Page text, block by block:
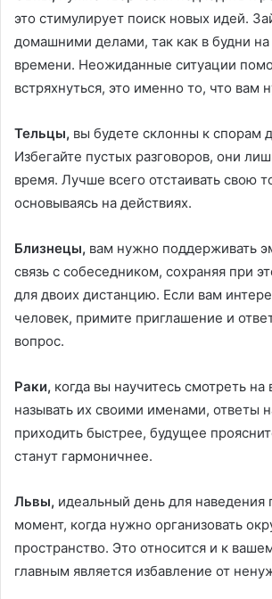
это стимулирует поиск новых идей.
домашними делами, так как в будни на
времени. Неожиданные ситуации
встряхнуться, это именно то, что вам
Тельцы, вы будете склонны к спорам
Избегайте пустых разговоров, они
время. Лучше всего отстаивать свою
основываясь на действиях.
Близнецы, вам нужно поддерживать
связь с собеседником, сохраняя при
для двоих дистанцию. Если вам
человек, примите приглашение и
вопрос.
Раки, когда вы научитесь смотреть
называть их своими именами, ответы
приходить быстрее, будущее
станут гармоничнее.
Львы, идеальный день для наведения
момент, когда нужно организовать
пространство. Это относится и к
главным является избавление от